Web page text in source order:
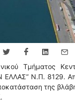
Τμήματος
ΕΛΛΑΣ” Ν.Π. 8129.
της